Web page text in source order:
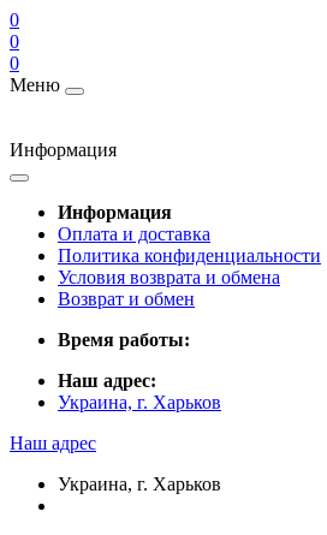
0
0
0
Меню
Информация
Информация
Оплата и доставка
Политика конфиденциальности
Условия возврата и обмена
Возврат и обмен
Время работы:
Наш адрес:
Украина, г. Харьков
Наш адрес
Украина, г. Харьков